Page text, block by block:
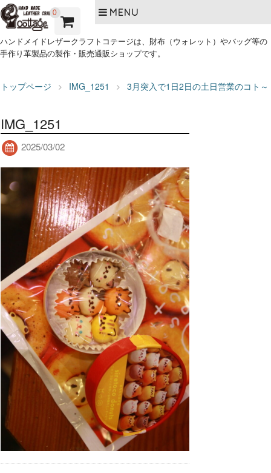
0 MENU
ハンドメイドレザークラフトコテージは、財布（ウォレット）やバッグ等の
手作り革製品の製作・販売通販ショップです。
トップページ IMG_1251 3月突入で1日2日の土日営業のコト～
IMG_1251
2025/03/02